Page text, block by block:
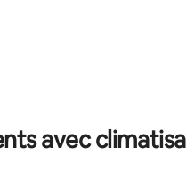
sur la base de 179
avec